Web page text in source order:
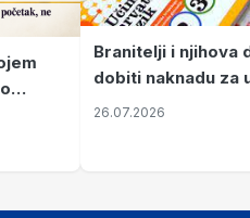
Branitelji i njihova
dobiti naknadu za
zahtjevi se
26.07.2026